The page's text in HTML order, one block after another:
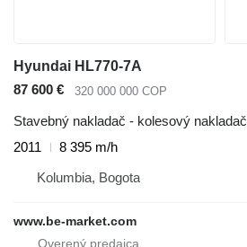
Hyundai HL770-7A
87 600 €
320 000 000 COP
Stavebný nakladač - kolesový nakladač
2011
8 395 m/h
Kolumbia, Bogota
www.be-market.com